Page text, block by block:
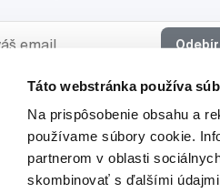
Táto webstránka používa
Na prispôsobenie obsahu a
používame súbory cookie.
partnerom v oblasti
skombinovať s ďalšími
zpracováním osobních údajůpro tyto